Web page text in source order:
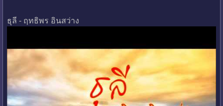
ธุลี - ฤทธิพร อินสว่าง